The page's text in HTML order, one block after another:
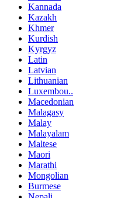
Kannada
Kazakh
Khmer
Kurdish
Kyrgyz
Latin
Latvian
Lithuanian
Luxembou..
Macedonian
Malagasy
Malay
Malayalam
Maltese
Maori
Marathi
Mongolian
Burmese